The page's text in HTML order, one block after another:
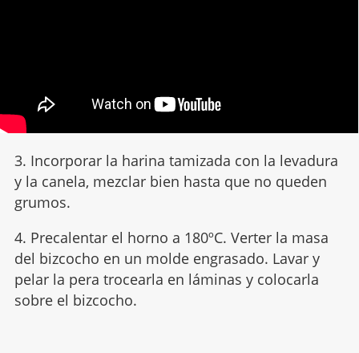
3. Incorporar la harina tamizada con la levadura
y la canela, mezclar bien hasta que no queden
grumos.
4. Precalentar el horno a 180ºC. Verter la masa
del bizcocho en un molde engrasado. Lavar y
pelar la pera trocearla en láminas y colocarla
sobre el bizcocho.